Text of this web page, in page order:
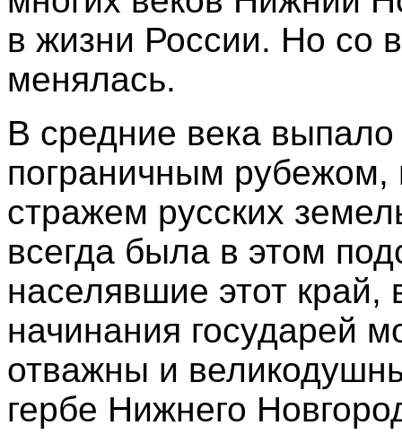
в жизни России. Но со
менялась.
В средние века
пограничным
стражем русских
всегда была в этом
населявшие этот край,
начинания государей
отважны и
гербе Нижнего